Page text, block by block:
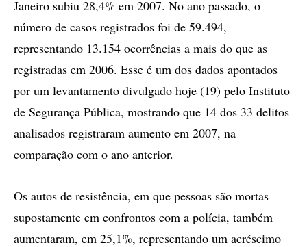
Janeiro subiu 28,4% em 2007. No ano passado, o
número de casos registrados foi de 59.494,
representando 13.154 ocorrências a mais do que as
registradas em 2006. Esse é um dos dados apontados
por um levantamento divulgado hoje (19) pelo Instituto
de Segurança Pública, mostrando que 14 dos 33 delitos
analisados registraram aumento em 2007, na
comparação com o ano anterior.
Os autos de resistência, em que pessoas são mortas
supostamente em confrontos com a polícia, também
aumentaram, em 25,1%, representando um acréscimo